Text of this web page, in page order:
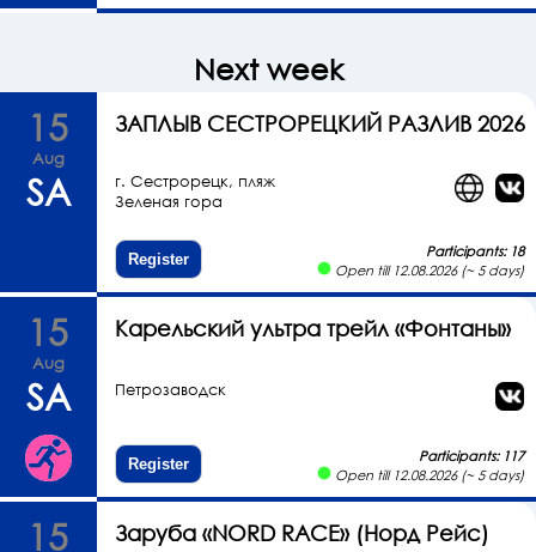
Next week
15
Aug
SA
ЗАПЛЫВ СЕСТРОРЕЦКИЙ РАЗЛИВ 2026
г. Сестрорецк, пляж
Зеленая гора
Register
Participants: 18
Open till 12.08.2026 (~ 5 days)
15
Aug
SA
Карельский ультра трейл «Фонтаны»
Петрозаводск
Register
Participants: 117
Open till 12.08.2026 (~ 5 days)
15 Заруба «NORD RACE» (Норд Рейс)